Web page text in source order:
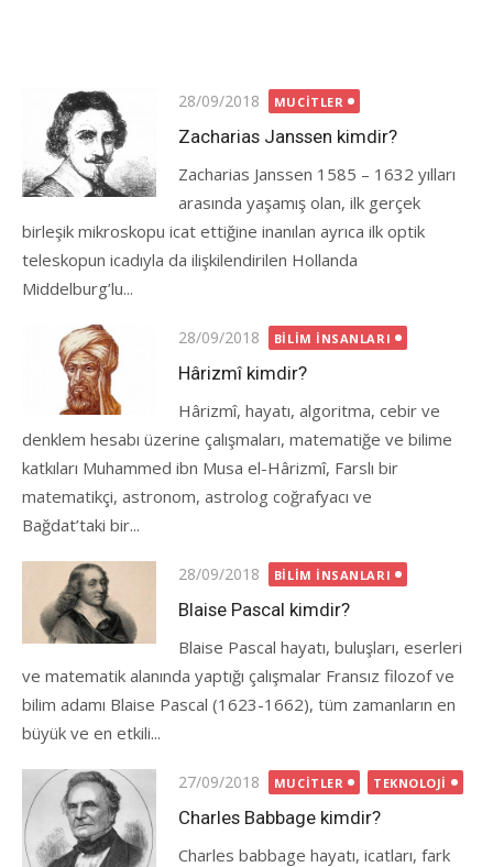
Posted
on
28/09/2018 MUCITLER
Zacharias Janssen kimdir?
Zacharias Janssen 1585 – 1632 yılları
arasında yaşamış olan, ilk gerçek
birleşik mikroskopu icat ettiğine inanılan ayrıca ilk optik
teleskopun icadıyla da ilişkilendirilen Hollanda
Middelburg’lu...
Posted
on
28/09/2018 BILIM İNSANLARI
Hârizmî kimdir?
Hârizmî, hayatı, algoritma, cebir ve
denklem hesabı üzerine çalışmaları, matematiğe ve bilime
katkıları Muhammed ibn Musa el-Hârizmî, Farslı bir
matematikçi, astronom, astrolog coğrafyacı ve
Bağdat’taki bir...
Posted
on
28/09/2018 BILIM İNSANLARI
Blaise Pascal kimdir?
Blaise Pascal hayatı, buluşları, eserleri
ve matematik alanında yaptığı çalışmalar Fransız filozof ve
bilim adamı Blaise Pascal (1623-1662), tüm zamanların en
büyük ve en etkili...
Posted
on
27/09/2018 MUCITLER TEKNOLOJI
Charles Babbage kimdir?
Charles babbage hayatı, icatları, fark